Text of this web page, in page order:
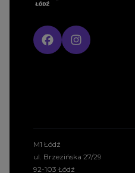
M1 Łódź
ul. Brzezińska 27/29
92-103 Łódź